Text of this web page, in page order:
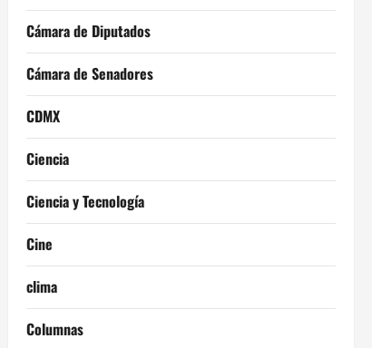
Cámara de Diputados
Cámara de Senadores
CDMX
Ciencia
Ciencia y Tecnología
Cine
clima
Columnas